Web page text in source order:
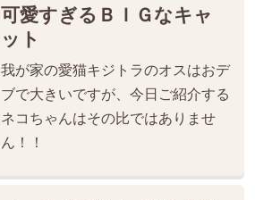
可愛すぎるＢＩＧなキャ
ット
我が家の愛猫キジトラのオスはおデ
ブで大きいですが、今日ご紹介する
ネコちゃんはその比ではありませ
ん！！